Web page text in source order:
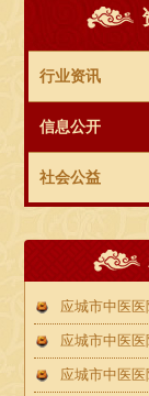
行业资讯
信息公开
社会公益
应城市中医
应城市中医
应城市中医